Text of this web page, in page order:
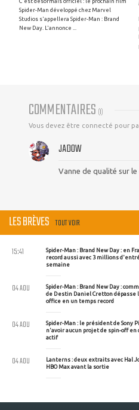
Spider-Man développé chez Marvel
Studios s'appellera Spider-Man : Brand
New Day. L'annonce ...
COMMENTAIRES (1)
Vous devez être connecté pour
JADOW
Vanne de qualité sur
LES BRÈVES TOUT VOIR
Spider-Man : Brand New Day : en
record aussi avec 3 millions
semaine
15:41
Spider-Man : Brand New Day :
de Destin Daniel Cretton dépasse
office en un temps record
04 AOU
Spider-Man : le président de Sony
n'avoir aucun projet de spin-off
actif
04 AOU
Lanterns : deux extraits avec Hal
HBO Max avant la sortie
04 AOU